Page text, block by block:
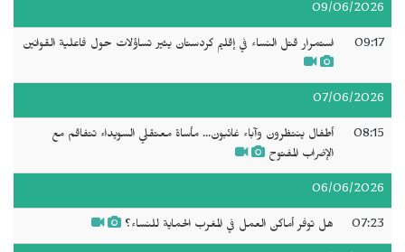
09/06/2026
09:17 استمرار قتل النساء في إقليم كردستان يثير تساؤلات حول فاعلية القوانين
07/06/2026
08:15
أطفال ينتظرون وآباء غائبون... مأساة معتقلي السويداء تتفاقم مع
الإضراب المفتوح
06/06/2026
07:23 هل توفر أماكن العمل في المغرب الحماية للنساء؟